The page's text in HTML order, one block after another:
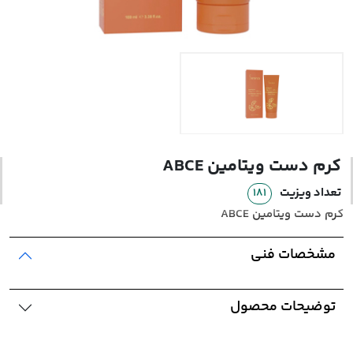
محصولات بهداشتی
مراقبت از پوست
دانلود کاتالوگ
کرم دست ویتامین ABCE
تعداد ویزیت 181
کرم دست ویتامین ABCE
مشخصات فنی
توضیحات محصول